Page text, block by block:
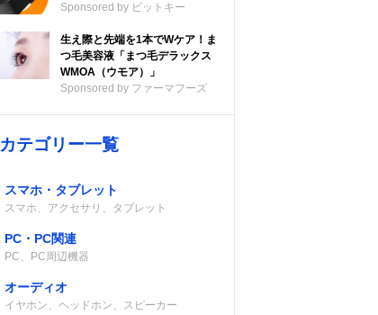
Sponsored by ビットキー
生え際と先端を1本でWケア！ま
つ毛美容液「まつ毛デラックス
WMOA（ウモア）」
Sponsored by ファーマフーズ
カテゴリー一覧
スマホ・タブレット
スマホ、アクセサリ、タブレット
PC・PC関連
PC、PC周辺機器
オーディオ
イヤホン、ヘッドホン、スピーカー